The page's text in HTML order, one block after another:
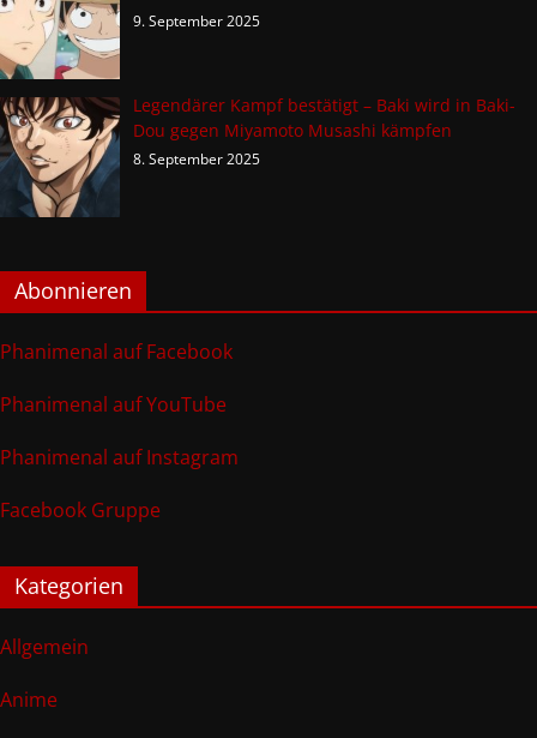
9. September 2025
Legendärer Kampf bestätigt – Baki wird in Baki-
Dou gegen Miyamoto Musashi kämpfen
8. September 2025
Abonnieren
Phanimenal auf Facebook
Phanimenal auf YouTube
Phanimenal auf Instagram
Facebook Gruppe
Kategorien
Allgemein
Anime